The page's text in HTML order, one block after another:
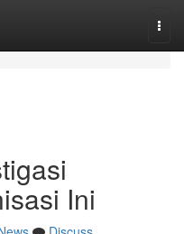
Ini